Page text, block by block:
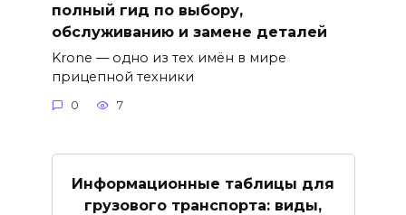
полный гид по выбору,
обслуживанию и замене деталей
Krone — одно из тех имён в мире
прицепной техники
0 7
Информационные таблицы для
грузового транспорта: виды,